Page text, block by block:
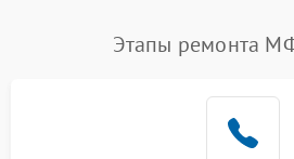
Этапы ремонта